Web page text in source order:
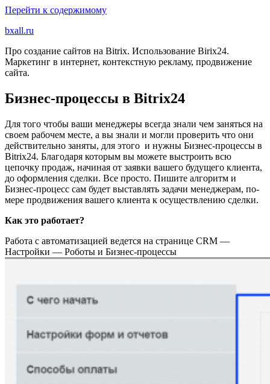
Перейти к содержимому
bxall.ru
Про создание сайтов на Bitrix. Использование Birix24.
Маркетинг в интернет, контекстную рекламу, продвижение
сайта.
Бизнес-процессы в Bitrix24
Для того чтобы ваши менеджеры всегда знали чем заняться на
своем рабочем месте, а вы знали и могли проверить что они
действительно заняты, для этого и нужны Бизнес-процессы в
Bitrix24. Благодаря которым вы можете выстроить всю
цепочку продаж, начиная от заявки вашего будущего клиента,
до оформления сделки. Все просто. Пишите алгоритм и
Бизнес-процесс сам будет выставлять задачи менеджерам, по-
мере продвижения вашего клиента к осуществлению сделки.
Как это работает?
Работа с автоматизацией ведется на странице CRM —
Настройки — Роботы и Бизнес-процессы